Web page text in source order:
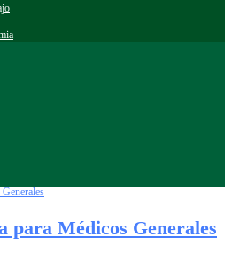
para Médicos Generales